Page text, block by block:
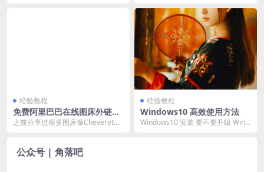
展名...
经验教程
免费阿里巴巴在线图床外链，
纯HTML单页源码访问速度快
之前分享过很多图床像Cheveret
经验教程
Windows10 高效使用方法
Windows10 安装 要不要升级 Wind
公众号 | 角落吧